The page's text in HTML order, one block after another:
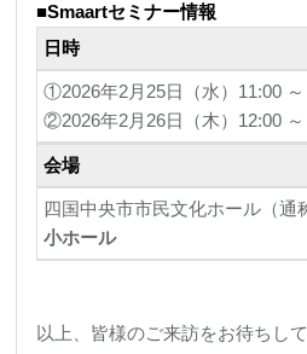
■Smaartセミナー情報
日時
①2026年2月25日（水）11:00 ～
②2026年2月26日（木）12:00 ～
会場
四国中央市市⺠⽂化ホール（通
小ホール
以上、皆様のご来訪をお待ちして